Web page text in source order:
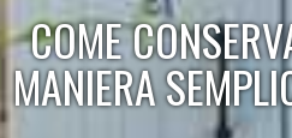
COME
MANIERA